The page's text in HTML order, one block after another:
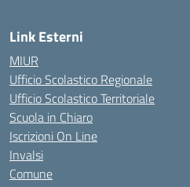
Link Esterni
MIUR
Ufficio Scolastico Regionale
Ufficio Scolastico Territoriale
Scuola in Chiaro
Iscrizioni On Line
Invalsi
Comune